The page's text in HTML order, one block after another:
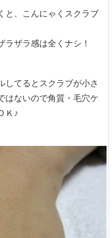
と、こんにゃくスクラブ
ラザラ感は全くナシ！
してるとスクラブが小さ
はないので角質・毛穴ケ
Ｋ♪